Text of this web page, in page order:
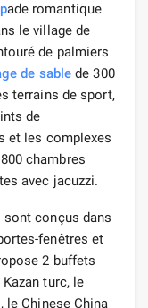
ade romantique
le village de
de palmiers
de sable de 300
terrains de sport,
de
et les complexes
chambres
avec jacuzzi.
conçus dans
fenêtres et
2 buffets
turc, le
le Chinese China